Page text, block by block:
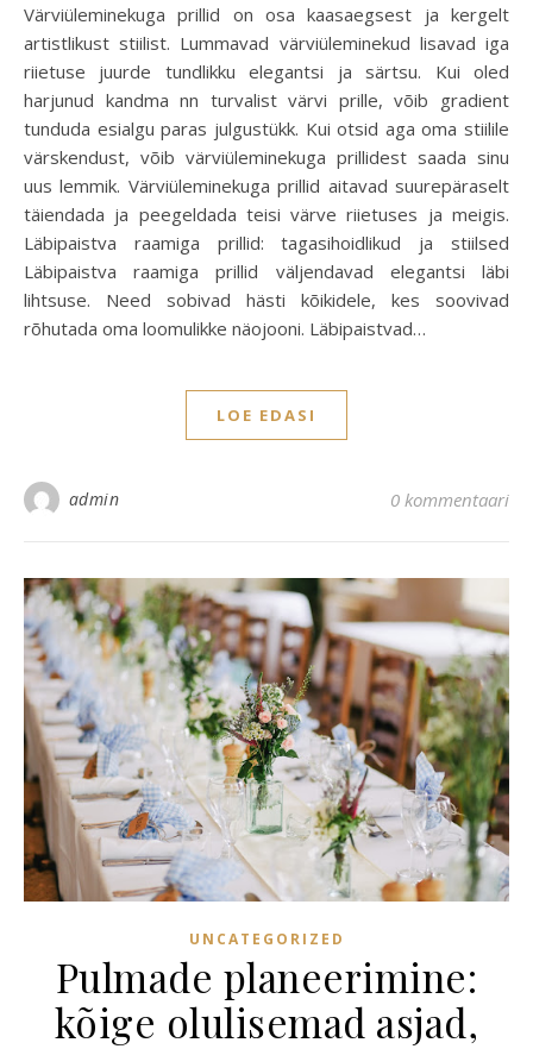
Värviüleminekuga prillid on osa kaasaegsest ja kergelt
artistlikust stiilist. Lummavad värviüleminekud lisavad iga
riietuse juurde tundlikku elegantsi ja särtsu. Kui oled
harjunud kandma nn turvalist värvi prille, võib gradient
tunduda esialgu paras julgustükk. Kui otsid aga oma stiilile
värskendust, võib värviüleminekuga prillidest saada sinu
uus lemmik. Värviüleminekuga prillid aitavad suurepäraselt
täiendada ja peegeldada teisi värve riietuses ja meigis.
Läbipaistva raamiga prillid: tagasihoidlikud ja stiilsed
Läbipaistva raamiga prillid väljendavad elegantsi läbi
lihtsuse. Need sobivad hästi kõikidele, kes soovivad
rõhutada oma loomulikke näojooni. Läbipaistvad…
LOE EDASI
admin 0 kommentaari
UNCATEGORIZED
Pulmade planeerimine:
kõige olulisemad asjad,